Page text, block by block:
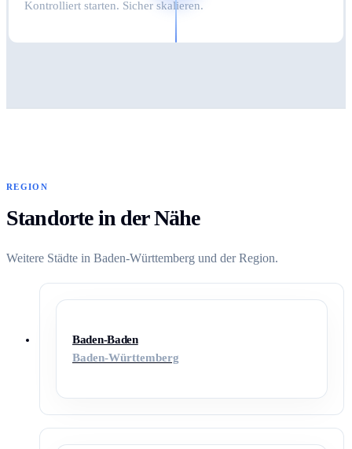
Kontrolliert starten. Sicher skalieren.
REGION
Standorte in der Nähe
Weitere Städte in Baden-Württemberg und der Region.
Baden-Baden
Baden-Württemberg